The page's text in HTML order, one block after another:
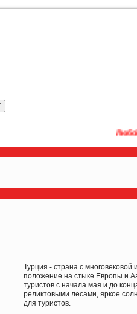
Любой тур
Турция - страна с
положение на стыке Европы и
туристов с начала мая и до
реликтовыми лесами, яркое
для туристов.